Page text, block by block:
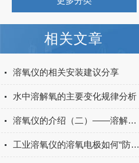
相关文章
溶氧仪的相关安装建议分享
水中溶解氧的主要变化规律分析
溶氧仪的介绍（二）——溶解氧仪的应用领域
工业溶氧仪的溶氧电极如何“防老化”？